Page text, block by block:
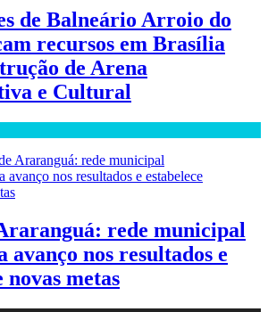
de Balneário Arroio do
recursos em Brasília
de Arena
e Cultural
rede municipal
avanço nos resultados e
novas metas